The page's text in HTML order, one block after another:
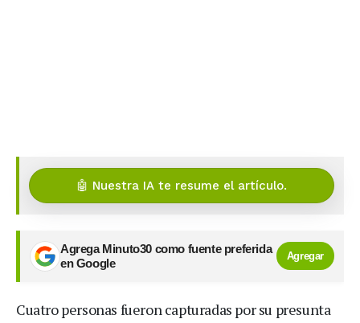
🤖 Nuestra IA te resume el artículo.
Agrega Minuto30 como fuente preferida
en Google
Agregar
Cuatro personas fueron capturadas por su presunta